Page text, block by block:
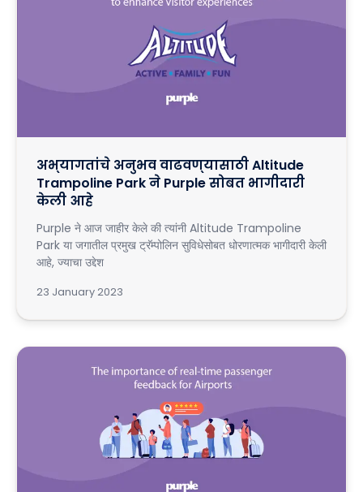
अभ्यागतांचे अनुभव वाढवण्यासाठी Altitude
Trampoline Park ने Purple सोबत भागीदारी
केली आहे
Purple ने आज जाहीर केले की त्यांनी Altitude Trampoline
Park या जगातील प्रमुख ट्रॅम्पोलिन सुविधेसोबत धोरणात्मक भागीदारी केली
आहे, ज्याचा उद्देश
23 January 2023